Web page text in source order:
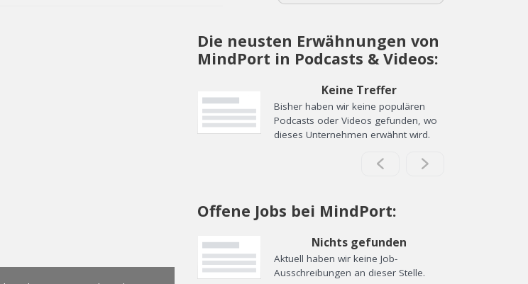
Die neusten Erwähnungen von
MindPort in Podcasts & Videos:
Keine Treffer
Bisher haben wir keine populären
Podcasts oder Videos gefunden, wo
dieses Unternehmen erwähnt wird.
Offene Jobs bei MindPort:
Nichts gefunden
Aktuell haben wir keine Job-
Ausschreibungen an dieser Stelle.